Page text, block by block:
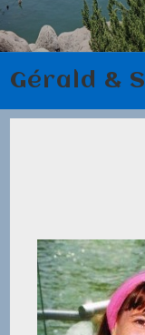
Gérald &